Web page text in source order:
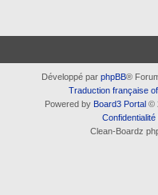
Développé par phpBB®
Traduction française
Powered by Board3 Portal©
Confidentialité
Clean-Boardz